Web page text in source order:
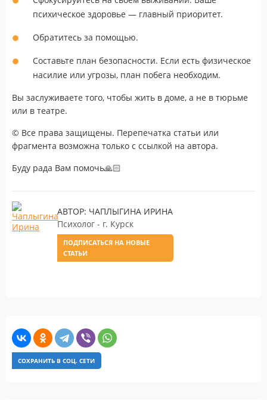
психическое здоровье — главный приоритет.
Обратитесь за помощью.
Составьте план безопасности. Если есть физическое
насилие или угрозы, план побега необходим.
Вы заслуживаете того, чтобы жить в доме, а не в тюрьме
или в театре.
© Все права защищены. Перепечатка статьи или
фрагмента возможна только с ссылкой на автора.
Буду рада Вам помочь🙏🏻
АВТОР: ЧАПЛЫГИНА ИРИНА
Психолог - г. Курск
ПОДПИСАТЬСЯ НА НОВЫЕ
СТАТЬИ
СОХРАНИТЬ В СОЦ. СЕТИ